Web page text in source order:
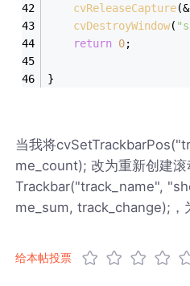
cvReleaseCapture
cvDestroyWindow(
return 0;
}
当我将
me_count); 改为重新创建
Trackbar("track_name",
me_sum, track_change);，
给本帖投票